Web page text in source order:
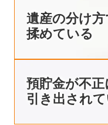
遺産の分け方
揉めている
預貯金が不正
引き出され